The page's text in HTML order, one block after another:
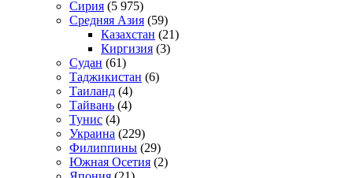
Сирия (5 975)
Средняя Азия (59)
Казахстан (21)
Киргизия (3)
Судан (61)
Таджикистан (6)
Таиланд (4)
Тайвань (4)
Тунис (4)
Украина (229)
Филиппины (29)
Южная Осетия (2)